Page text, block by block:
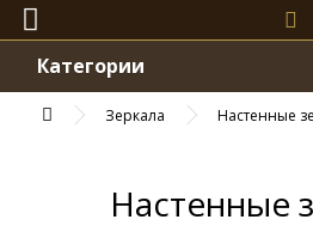
Категории
Зеркала Настенные
Настенные